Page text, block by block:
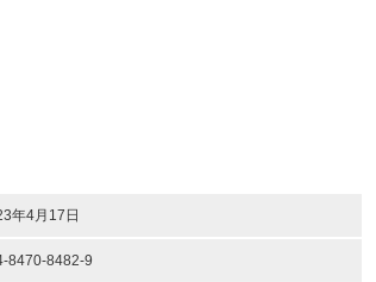
年4月17日
8470-8482-9